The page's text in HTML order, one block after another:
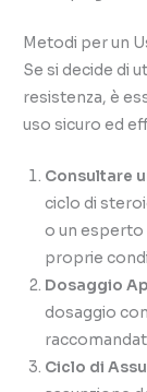
Metodi per un
Se si decide di
resistenza, è
uso sicuro ed
Consultare
ciclo di
o un esperto
proprie
Dosaggio
dosaggio
Ciclo di